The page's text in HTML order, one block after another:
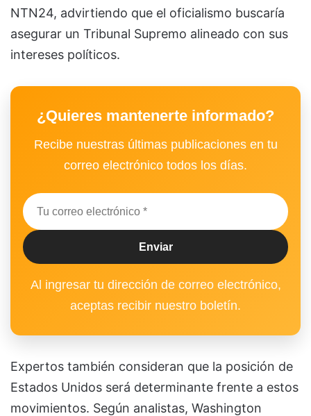
NTN24, advirtiendo que el oficialismo buscaría
asegurar un Tribunal Supremo alineado con sus
intereses políticos.
¿Quieres mantenerte informado?
Recibe nuestras últimas publicaciones en tu
correo electrónico todos los días.
Al ingresar tu dirección de correo electrónico,
aceptas recibir nuestro boletín.
Expertos también consideran que la posición de
Estados Unidos será determinante frente a estos
movimientos. Según analistas, Washington